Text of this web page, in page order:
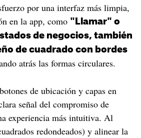
por una interfaz más limpia,
en la app, como "Llamar" o
de negocios, también
de cuadrado con bordes
atrás las formas circulares.
de ubicación y capas en
señal del compromiso de
experiencia más intuitiva. Al
redondeados) y alinear la